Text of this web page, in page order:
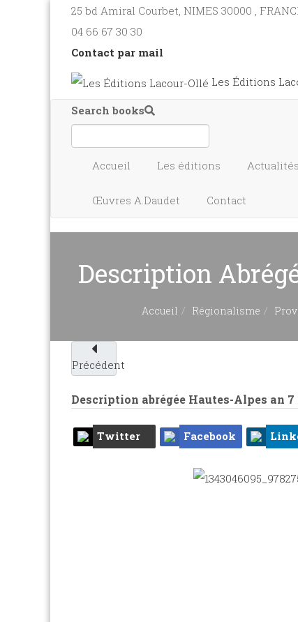
25 bd Amiral Courbet, NIMES 30000 ,
04 66 67 30 30
Contact par mail
Les Éditions
Search books
Accueil Les éditions Actualités
Œuvres A.Daudet Contact
Description
Accueil Régionalisme
Précédent
Description abrégée Hautes-Alpes an
Twitter Facebook